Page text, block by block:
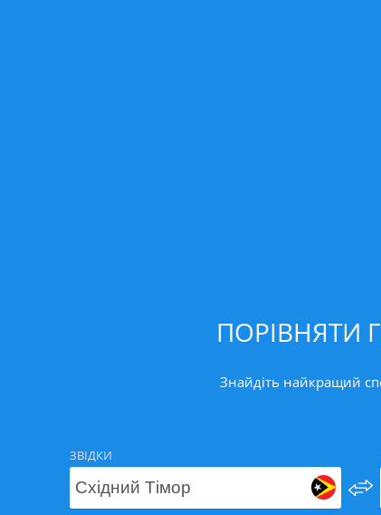
ПОРІВНЯТИ
Знайдіть найкращий
ЗВІДКИ